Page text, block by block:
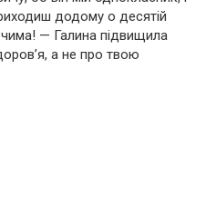
додому о десятій
— Галина підвищила
а не про твою